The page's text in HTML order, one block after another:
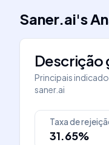
Saner.ai's
Descrição
Principais
saner.ai
Taxa de
31.65%